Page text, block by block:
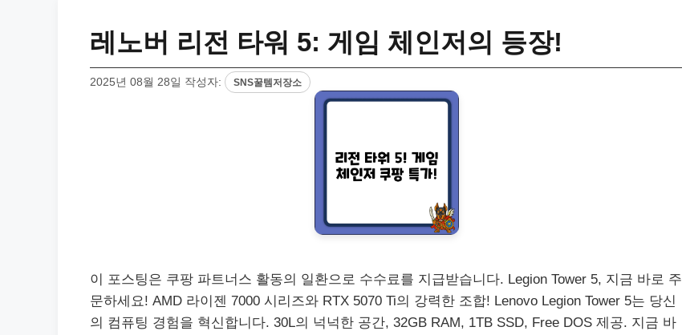
레노버 리전 타워 5: 게임 체인저의 등장!
2025년 08월 28일 작성자: SNS꿀템저장소
이 포스팅은 쿠팡 파트너스 활동의 일환으로 수수료를 지급받습니다. Legion Tower 5, 지금 바로 주
문하세요! AMD 라이젠 7000 시리즈와 RTX 5070 Ti의 강력한 조합! Lenovo Legion Tower 5는 당신
의 컴퓨팅 경험을 혁신합니다. 30L의 넉넉한 공간, 32GB RAM, 1TB SSD, Free DOS 제공. 지금 바